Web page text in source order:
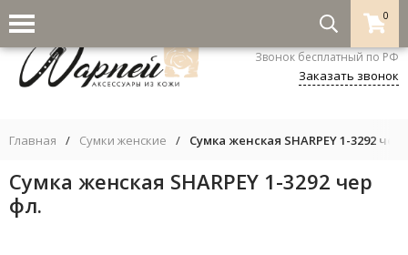
0
8-800-333-5530
Звонок бесплатный по РФ
Заказать звонок
Главная / Сумки женские / Сумка женская SHARPEY 1-3292 чер
Сумка женская SHARPEY 1-3292 чер
фл.